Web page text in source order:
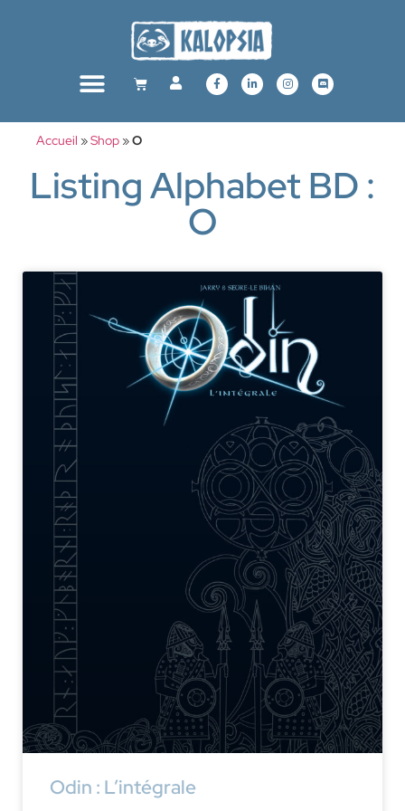
Accueil »Shop »O
Listing Alphabet BD :
O
Odin : L’intégrale